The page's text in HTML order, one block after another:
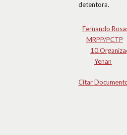
detentora.
Fernando
MRPP/PCTP
Yenan
Citar